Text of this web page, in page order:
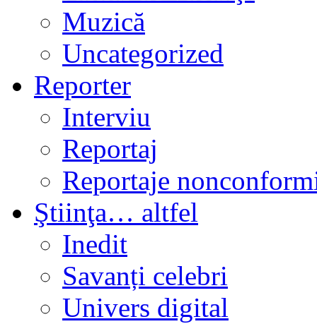
Muzică
Uncategorized
Reporter
Interviu
Reportaj
Reportaje
Ştiinţa… altfel
Inedit
Savanți celebri
Univers digital